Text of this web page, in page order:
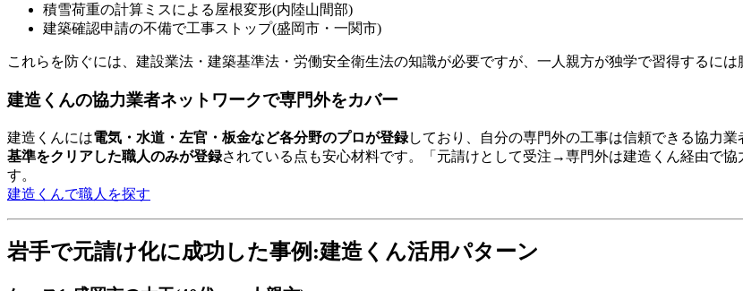
積雪荷重の計算ミスによる屋根変形(内陸山間部)
建築確認申請の不備で工事ストップ(盛岡市・一関市)
これらを防ぐには、建設業法・建築基準法・労働安全衛生法の知識が必要ですが、一人親方が独学で習得するには
建造くんの協力業者ネットワークで専門外をカバー
建造くんには電気・水道・左官・板金など各分野のプロが登録しており、自分の専門外の工事は信頼できる協力
基準をクリアした職人のみが登録されている点も安心材料です。「元請けとして受注→専門外は建造くん経由で
す。
建造くんで職人を探す
岩手で元請け化に成功した事例:建造くん活用パターン